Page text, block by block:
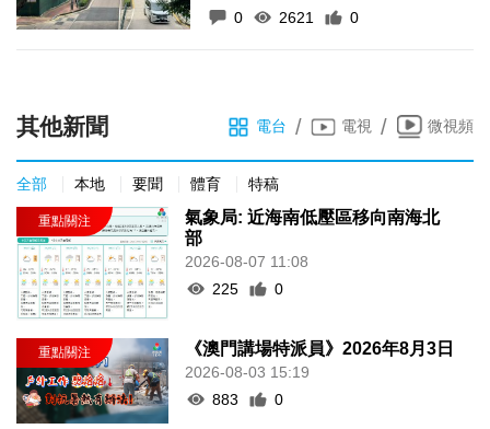
0
2621 0
其他新聞 電台 / 電視 / 微視頻
全部 本地 要聞 體育 特稿
氣象局: 近海南低壓區移向南海北
部
2026-08-07 11:08
225
0
《澳門講場特派員》2026年8月3日
2026-08-03 15:19
883
0